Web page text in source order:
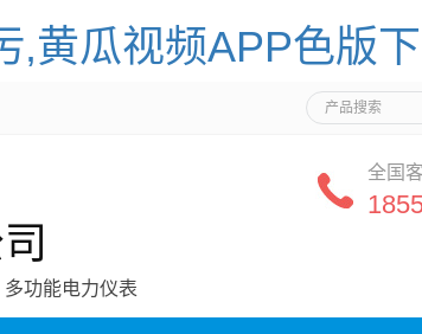
,黄瓜视频APP色版
功能电力仪表
全国